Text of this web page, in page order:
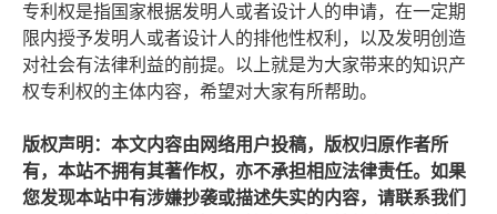
专利权是指国家根据发明人或者设计人的申请，在一定期
限内授予发明人或者设计人的排他性权利，以及发明创造
对社会有法律利益的前提。以上就是为大家带来的知识产
权专利权的主体内容，希望对大家有所帮助。
版权声明：本文内容由网络用户投稿，版权归原作者所
有，本站不拥有其著作权，亦不承担相应法律责任。如果
您发现本站中有涉嫌抄袭或描述失实的内容，请联系我们